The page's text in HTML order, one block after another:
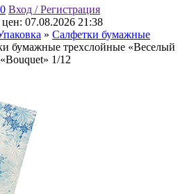
0 Вход / Регистрация
07.08.2026 21:38
» Салфетки бумажные
бумажные трехслойные «Веселый
1/12